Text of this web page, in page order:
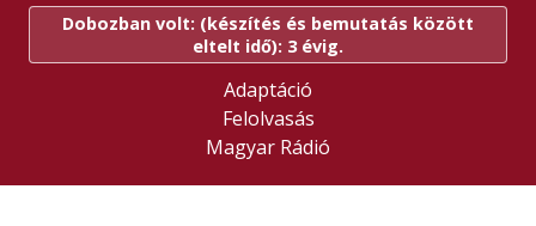
Dobozban volt: (készítés és bemutatás között
eltelt idő): 3 évig.
Adaptáció
Felolvasás
Magyar Rádió